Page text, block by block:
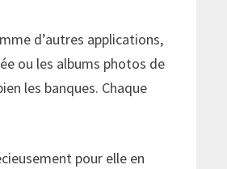
d’autres applications,
ou les albums photos de
les banques. Chaque
pour elle en